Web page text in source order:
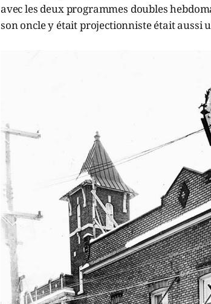
avec les deux programmes doubles
son oncle y était projectionniste était aussi